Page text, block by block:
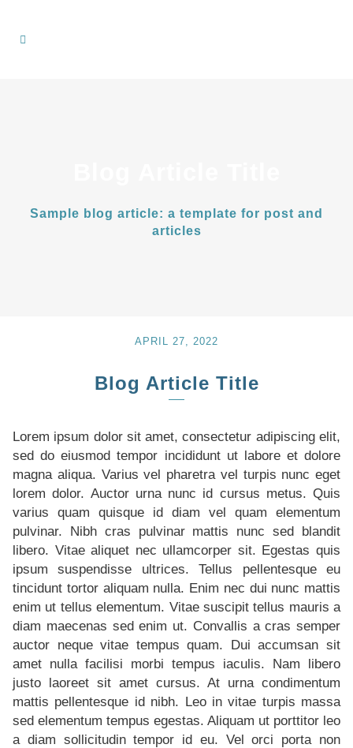
Sample blog article: a template for post and
articles
APRIL 27, 2022
Blog Article Title
Lorem ipsum dolor sit amet, consectetur adipiscing elit,
sed do eiusmod tempor incididunt ut labore et dolore
magna aliqua. Varius vel pharetra vel turpis nunc eget
lorem dolor. Auctor urna nunc id cursus metus. Quis
varius quam quisque id diam vel quam elementum
pulvinar. Nibh cras pulvinar mattis nunc sed blandit
libero. Vitae aliquet nec ullamcorper sit. Egestas quis
ipsum suspendisse ultrices. Tellus pellentesque eu
tincidunt tortor aliquam nulla. Enim nec dui nunc mattis
enim ut tellus elementum. Vitae suscipit tellus mauris a
diam maecenas sed enim ut. Convallis a cras semper
auctor neque vitae tempus quam. Dui accumsan sit
amet nulla facilisi morbi tempus iaculis. Nam libero
justo laoreet sit amet cursus. At urna condimentum
mattis pellentesque id nibh. Leo in vitae turpis massa
sed elementum tempus egestas. Aliquam ut porttitor leo
a diam sollicitudin tempor id eu. Vel orci porta non